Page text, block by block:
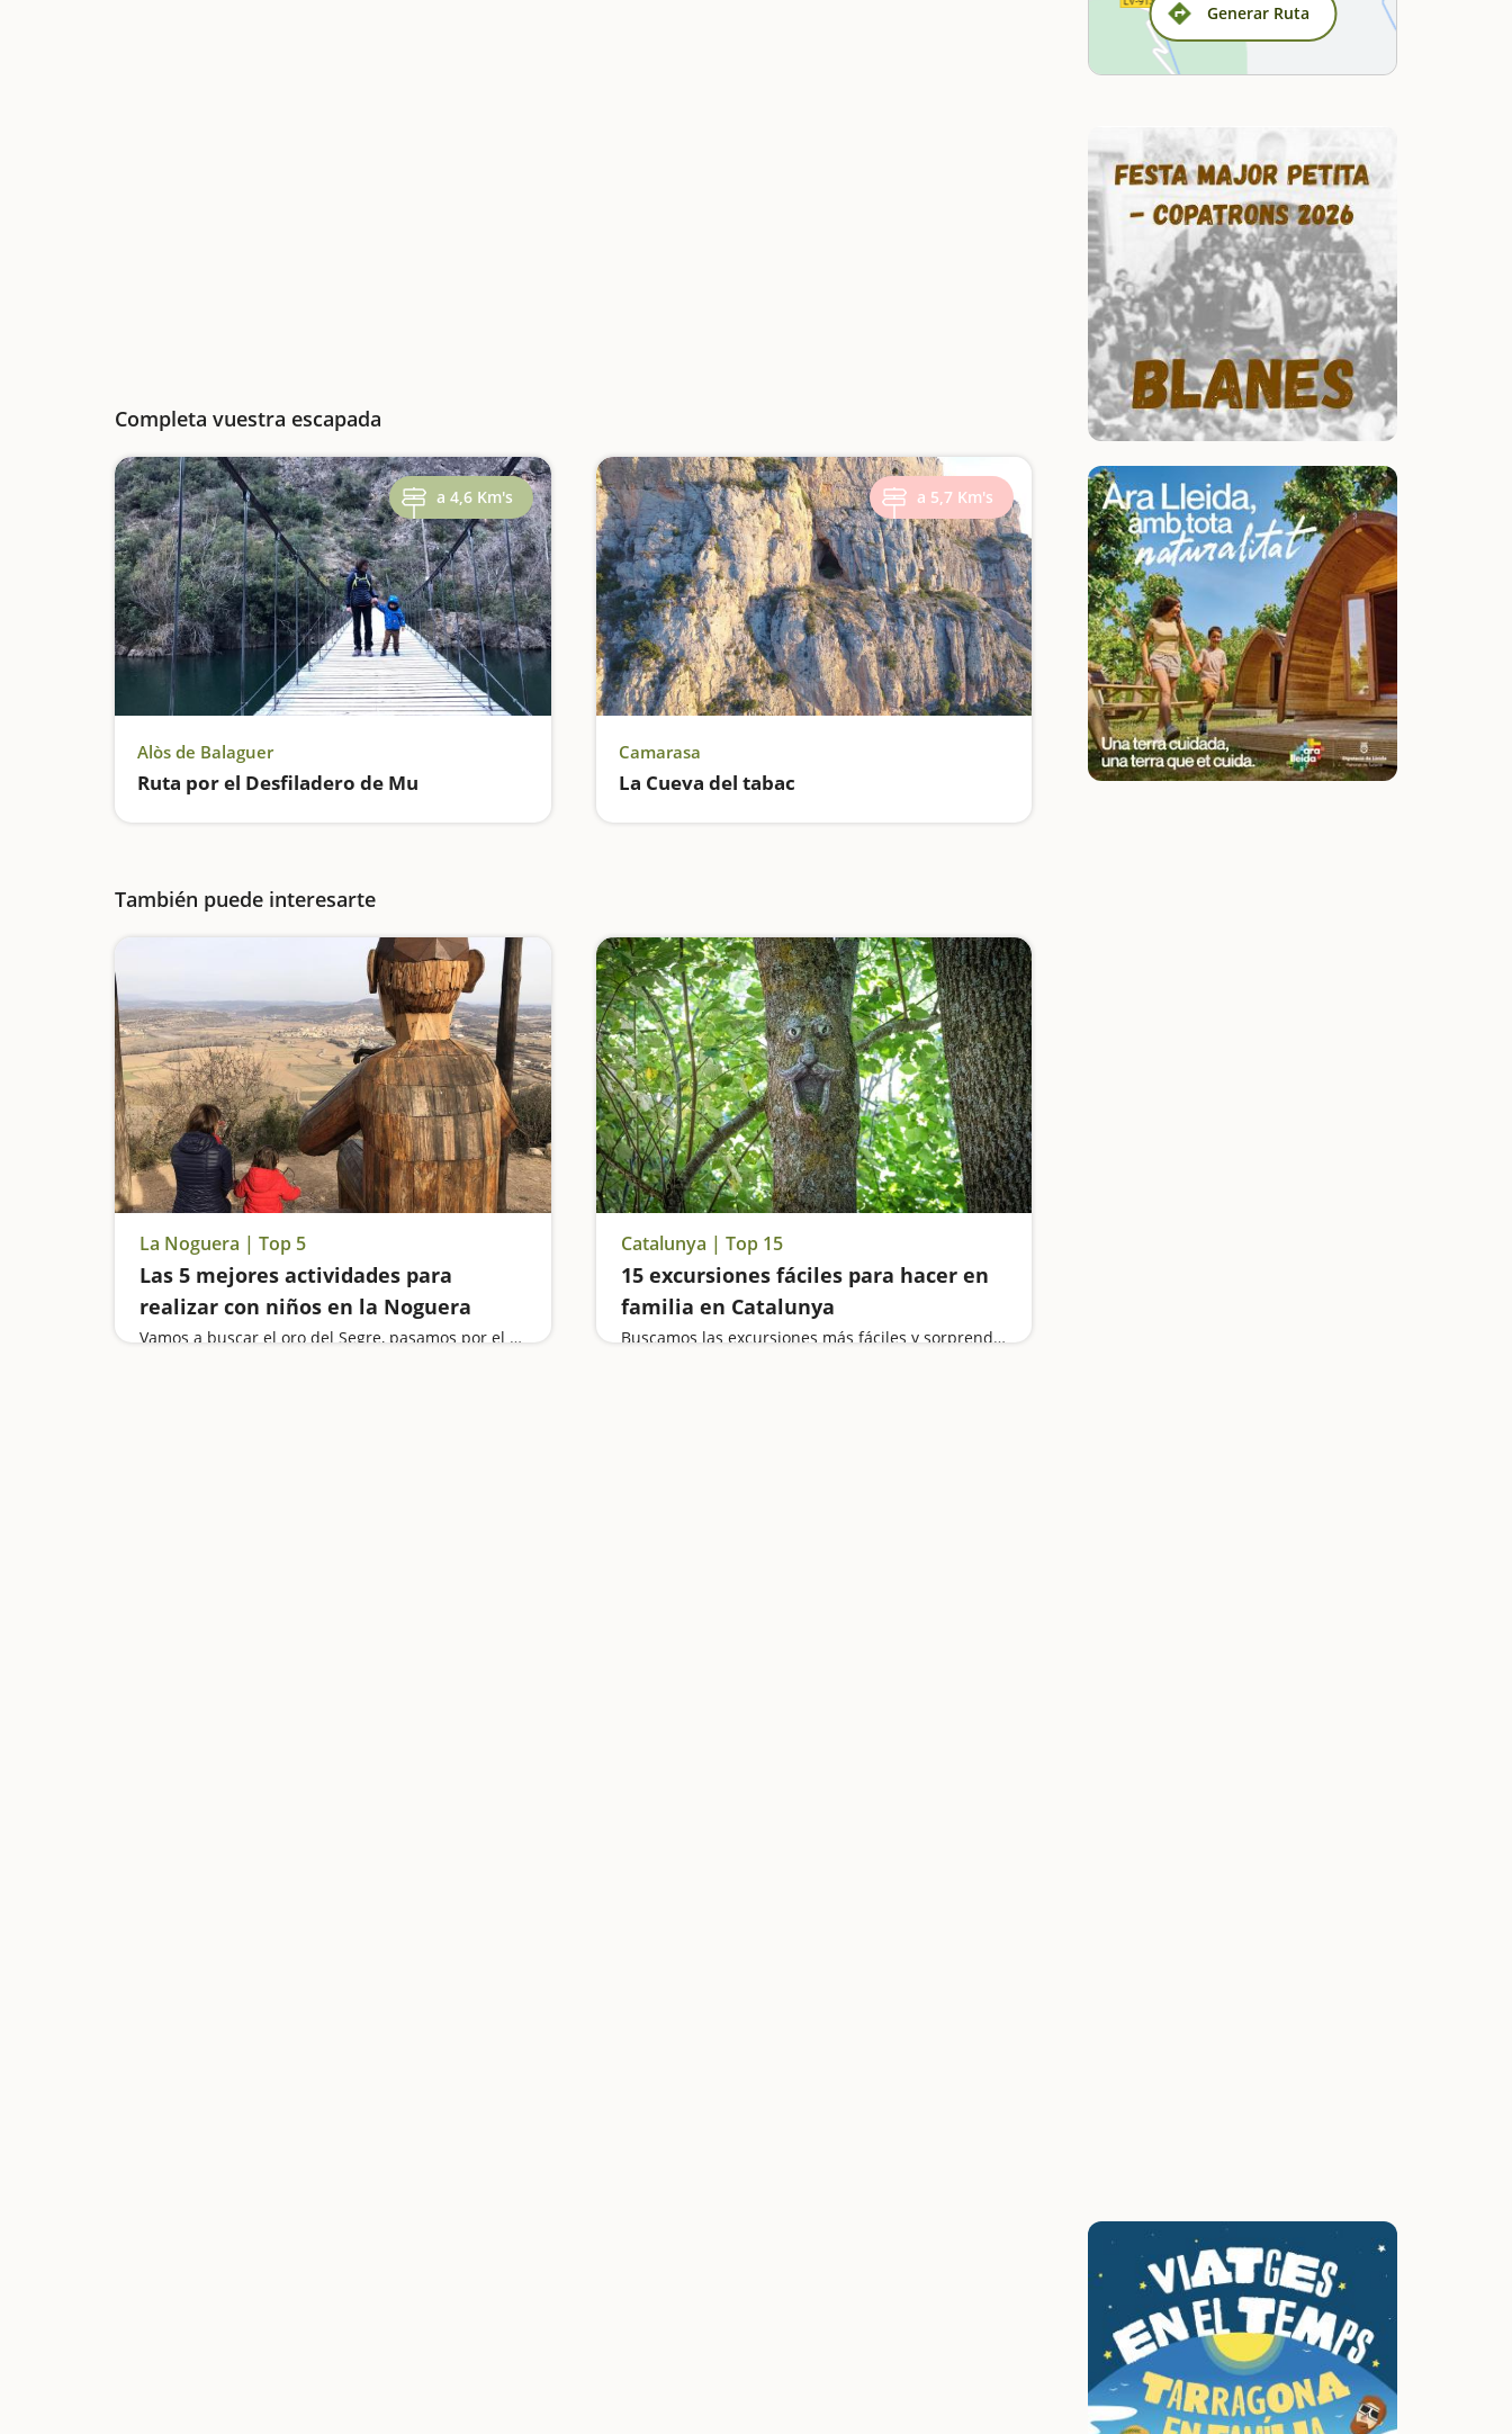
Completa vuestra escapada
a 4,6 Km's
Alòs de Balaguer
Ruta por el Desfiladero de Mu
a 5,7 Km's
Camarasa
La Cueva del tabac
También puede interesarte
La Noguera | Top 5
Las 5 mejores actividades para
realizar con niños en la Noguera
Vamos a buscar el oro del Segre, pasamos por el puente colgante del Congost del Mu, visitamos los grafitis de Penelles, 'Lo Padrí' de Montsonís y entramos en las Trincheras del Merengue, en Camarasa
Catalunya | Top 15
15 excursiones fáciles para hacer en
familia en Catalunya
Buscamos las excursiones más fáciles y sorprendentes para toda la familia
Generar Ruta